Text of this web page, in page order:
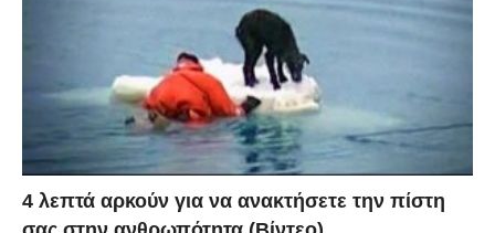
4 λεπτά αρκούν για να ανακτήσετε την πίστη